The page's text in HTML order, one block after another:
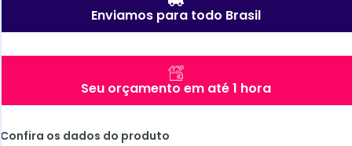
Enviamos para todo Brasil
Seu orçamento em até 1 hora
Confira os dados do produto